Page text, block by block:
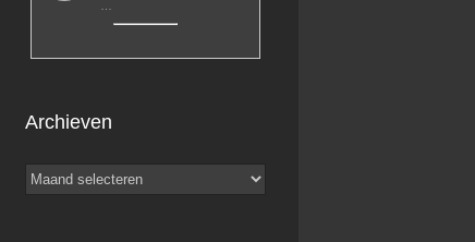
Archieven
Archieven